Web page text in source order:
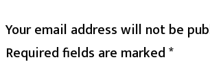
Your email address will not be
Required fields are marked*